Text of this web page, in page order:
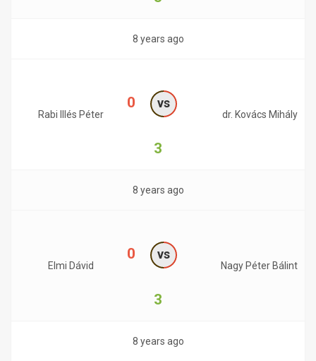
8 years ago
Rabi Illés Péter
0 vs
3
dr. Kovács Mihály
8 years ago
Elmi Dávid
0 vs
3
Nagy Péter Bálint
8 years ago